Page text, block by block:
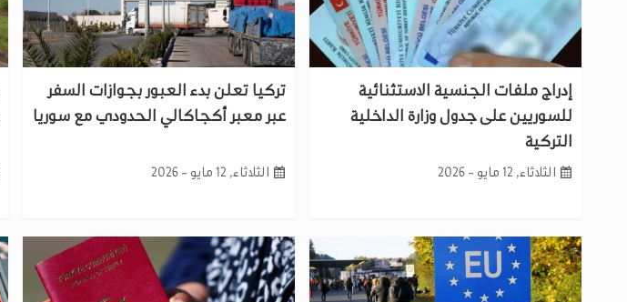
إدراج ملفات الجنسية الاستثنائية
للسوريين على جدول وزارة الداخلية
التركية
الثلاثاء, 12 مايو - 2026
تركيا تعلن بدء العبور بجوازات السفر
عبر معبر أكجاكالي الحدودي مع سوريا
الثلاثاء, 12 مايو - 2026